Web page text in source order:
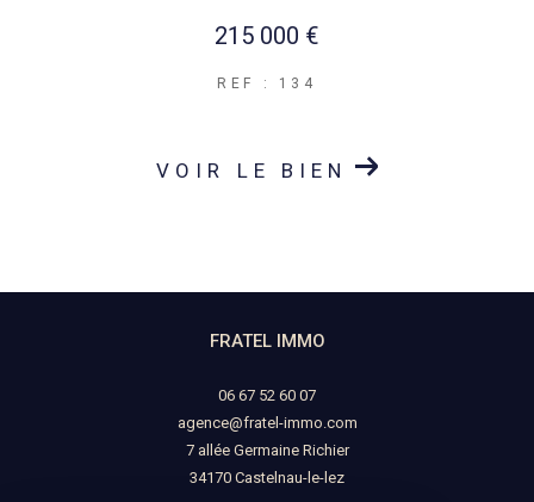
215 000 €
REF : 134
VOIR LE BIEN
FRATEL IMMO
06 67 52 60 07
agence@fratel-immo.com
7 allée Germaine Richier
34170
castelnau-le-lez